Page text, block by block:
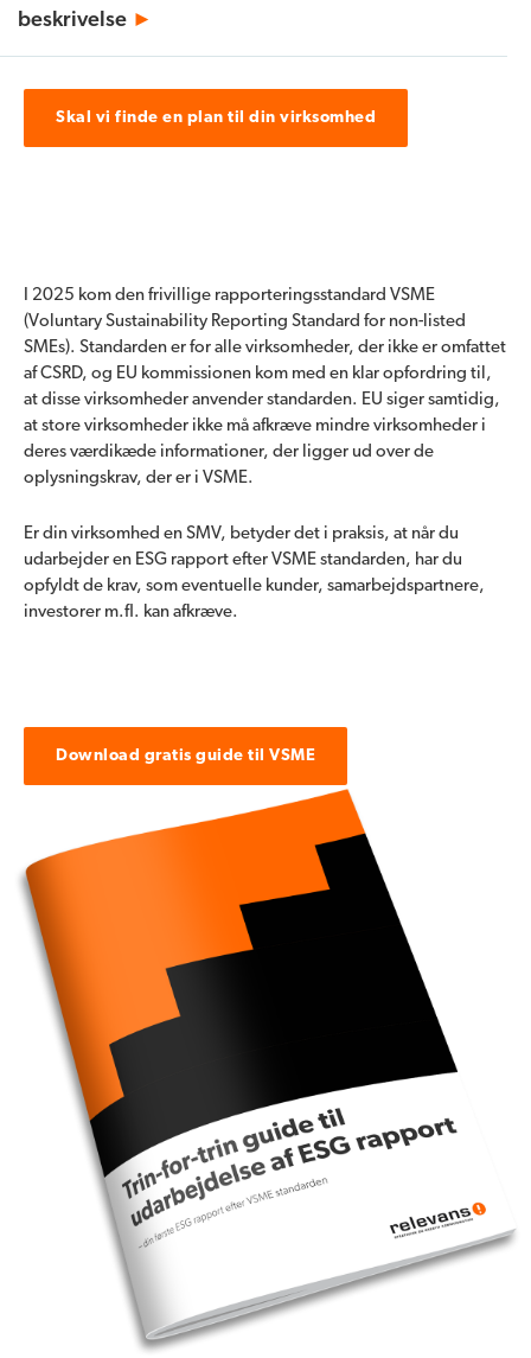
beskrivelse ►
Skal vi finde en plan til din virksomhed
I 2025 kom den frivillige rapporteringsstandard VSME
(Voluntary Sustainability Reporting Standard for non-listed
SMEs). Standarden er for alle virksomheder, der ikke er omfattet
af CSRD, og EU kommissionen kom med en klar opfordring til,
at disse virksomheder anvender standarden. EU siger samtidig,
at store virksomheder ikke må afkræve mindre virksomheder i
deres værdikæde informationer, der ligger ud over de
oplysningskrav, der er i VSME.
Er din virksomhed en SMV, betyder det i praksis, at når du
udarbejder en ESG rapport efter VSME standarden, har du
opfyldt de krav, som eventuelle kunder, samarbejdspartnere,
investorer m.fl. kan afkræve.
Download gratis guide til VSME